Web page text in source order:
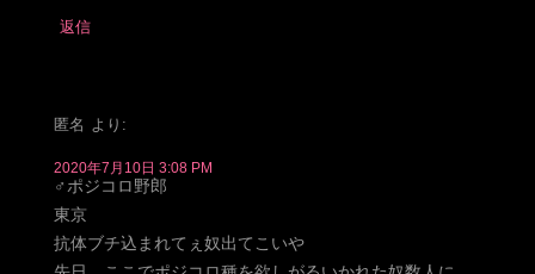
返信
匿名 より:
2020年7月10日 3:08 PM
♂ポジコロ野郎
東京
抗体ブチ込まれてぇ奴出てこいや